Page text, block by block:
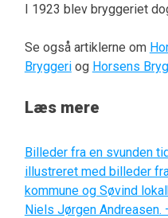
I 1923 blev bryggeriet
Se også artiklerne om
Bryggeriog Horsens
Læs mere
Billeder fra en svunden
illustreret med billeder
kommune og Søvind
Niels Jørgen Andreasen.